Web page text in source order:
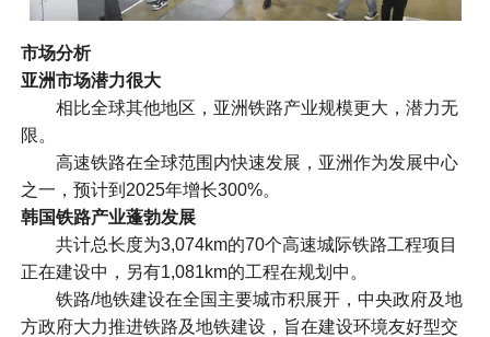
市场分析
亚洲市场潜力很大
相比全球其他地区，亚洲铁路产业规模更大，潜力无
限。
高速铁路在全球范围内快速发展，亚洲作为发展中心
之一，预计到2025年增长300%。
韩国铁路产业蓬勃发展
共计总长度为3,074km的70个高速城际铁路工程项目
正在建设中，另有1,081km的工程在规划中。
铁路/地铁建设在全国主要城市积展开，中央政府及地
方政府大力推进铁路及地铁建设，旨在建设环境友好型交